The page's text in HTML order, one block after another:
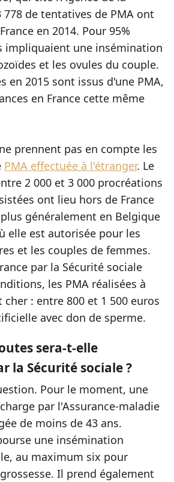
778 de tentatives de PMA ont
en 2014. Pour 95%
impliquaient une insémination
et les ovules du couple.
en 2015 sont issus d'une PMA,
en France cette même
prennent pas en compte les
PMA effectuée à l'étranger. Le
2 000 et 3 000 procréations
ont lieu hors de France
généralement en Belgique
elle est autorisée pour les
et les couples de femmes.
par la Sécurité sociale
les PMA réalisées à
: entre 800 et 1 500 euros
avec don de sperme.
sera-t-elle
la Sécurité sociale ?
Pour le moment, une
par l'Assurance-maladie
de moins de 43 ans.
une insémination
au maximum six pour
Il prend également